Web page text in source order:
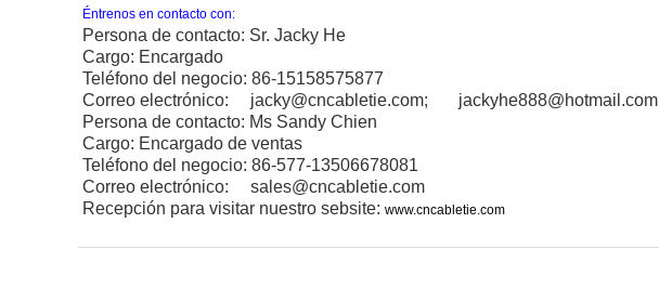
Éntrenos en contacto con:
Persona de contacto: Sr. Jacky He
Cargo: Encargado
Teléfono del negocio: 86-15158575877
Correo electrónico: jacky@cncabletie.com; jackyhe888@hotmail.com
Persona de contacto: Ms Sandy Chien
Cargo: Encargado de ventas
Teléfono del negocio: 86-577-13506678081
Correo electrónico: sales@cncabletie.com
Recepción para visitar nuestro sebsite: www.cncabletie.com